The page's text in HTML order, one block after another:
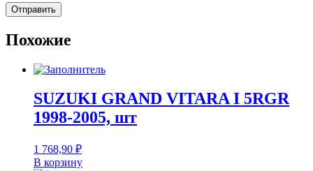
Похожие
SUZUKI GRAND VITARA I 5RGR
1998-2005, шт
1 768,90 ₽
В корзину